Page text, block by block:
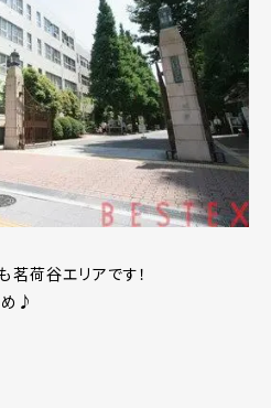
荷谷エリアです！
♪